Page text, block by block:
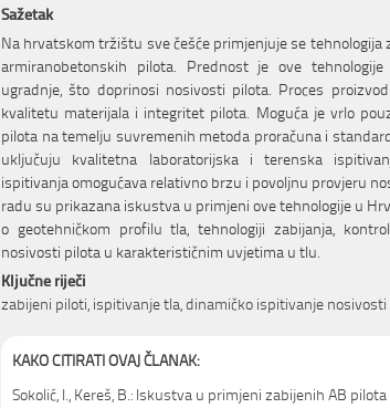
Sažetak
Na hrvatskom tržištu sve češće primjenjuje se tehnologija
armiranobetonskih pilota. Prednost je ove
ugradnje, što doprinosi nosivosti pilota. Proces
kvalitetu materijala i integritet pilota. Moguća je vrlo
pilota na temelju suvremenih metoda proračuna i
uključuju kvalitetna laboratorijska i terenska
ispitivanja omogućava relativno brzu i povoljnu provjeru
radu su prikazana iskustva u primjeni ove tehnologije u
o geotehničkom profilu tla, tehnologiji zabijanja,
nosivosti pilota u karakterističnim uvjetima u tlu.
Ključne riječi
zabijeni piloti, ispitivanje tla, dinamičko ispitivanje
KAKO CITIRATI OVAJ ČLANAK:
Sokolić, I., Kereš, B.: Iskustva u primjeni zabijenih AB